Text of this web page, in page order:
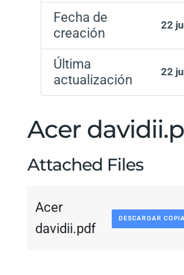
Fecha de
creación
22
Última
actualización
22
Acer
Attached Files
Acer
davidii.pdf
DESCARGAR